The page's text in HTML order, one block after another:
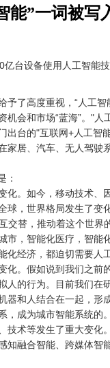
能”一词被写
台设备使用人工智能
予了高度重视，“人工
机会和市场“蓝海”。"
出台的"互联网+人工智
家居、汽车、无人驾
：
化。如今，移动技术
球，世界格局发生了变
交替，推动着这个世界
市，智能化医疗，智
经济，都迫切需要人
化。假如说到我们之
人的行为。目前我们在
器和人结合在一起，形
，成为城市智能系统的。
技术等发生了重大变
知融合智能、跨媒体智